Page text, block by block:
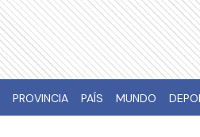
PROVINCIA PAÍS MUNDO